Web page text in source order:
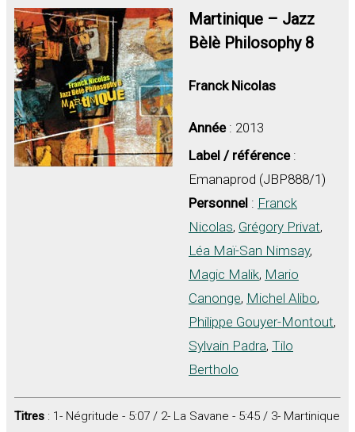
Martinique – Jazz
Bèlè Philosophy 8
Franck Nicolas
Année: 2013
Label / référence:
Emanaprod (JBP888/1)
Personnel : Franck
Nicolas, Grégory Privat,
Léa Maï-San Nimsay,
Magic Malik, Mario
Canonge, Michel Alibo,
Philippe Gouyer-Montout,
Sylvain Padra, Tilo
Bertholo
Titres : 1- Négritude - 5:07 / 2- La Savane - 5:45 / 3- Martinique